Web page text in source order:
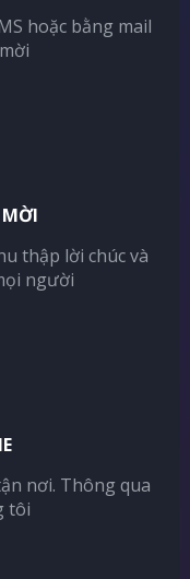
hoặc bằng mail
thập lời chúc và
người
nơi. Thông qua
tôi